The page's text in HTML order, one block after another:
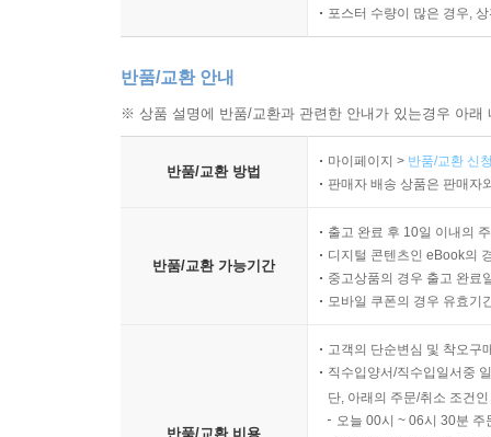
포스터 수량이 많은 경우,
반품/교환 안내
※ 상품 설명에 반품/교환과 관련한 안내가 있는경우 아
반품/교환 방법
마이페이지 > 반품/교환 신
판매자 배송 상품은 판매자
반품/교환 가능기간
출고 완료 후 10일 이내의
디지털 콘텐츠인 eBook의
중고상품의 경우 출고 완료
모바일 쿠폰의 경우 유효기
반품/교환 비용
고객의 단순변심 및 착오구
직수입양서/직수입일서중
단, 아래의 주문/취소 조건
오늘 00시 ~ 06시 30분